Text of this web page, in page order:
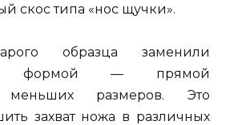
скос типа «нос щучки».
образца заменили
формой — прямой
меньших размеров. Это
захват ножа в различных